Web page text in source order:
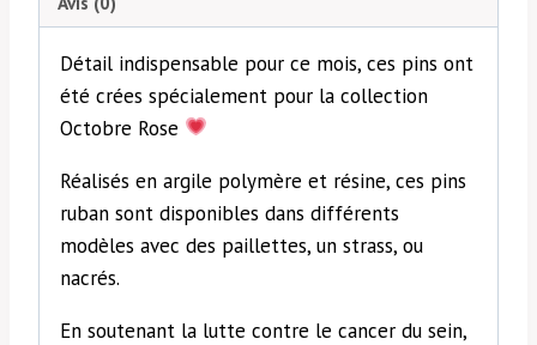
Détail indispensable pour ce mois, ces pins ont
été crées spécialement pour la collection
Octobre Rose
Réalisés en argile polymère et résine, ces pins
ruban sont disponibles dans différents
modèles avec des paillettes, un strass, ou
nacrés.
En soutenant la lutte contre le cancer du sein,